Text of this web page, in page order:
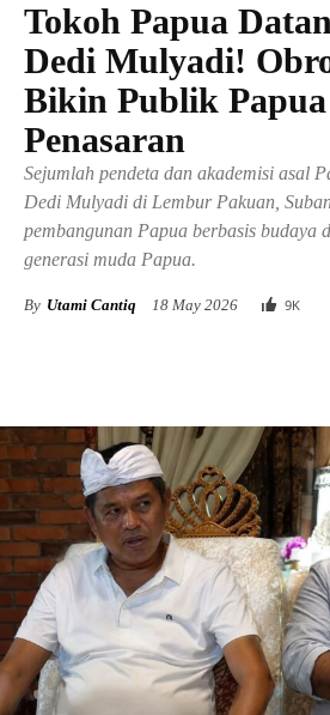
Tokoh Papua
Dedi Mulyadi!
Bikin Publik
Penasaran
Sejumlah pendeta dan akademisi asal
Dedi Mulyadi di Lembur Pakuan,
pembangunan Papua berbasis budaya
generasi muda Papua.
By Utami Cantiq 18 May 2026 9K